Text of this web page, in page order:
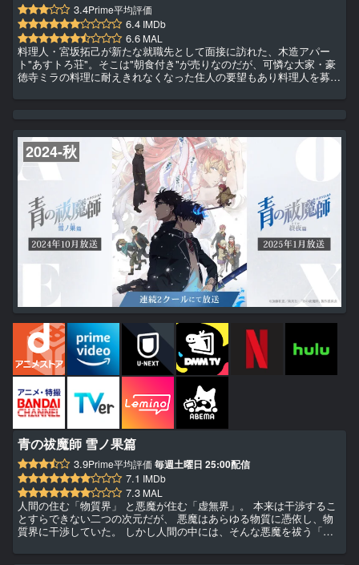
3.4Prime平均評価
6.4 IMDb
6.6 MAL
料理人・宮坂拓己が新たな就職先として面接に訪れた、木造アパー
ト"あすトろ荘"。そこは"朝食付き"が売りなのだが、可憐な大家・豪
徳寺ミラの料理に耐えきれなくなった住人の要望もあり料理人を募集
アジフライは大評判。拓己の住み込み料理人としての生活がスタート
こる不可思議な現象。ふとしたことで知った、ミラが宇宙人だったと
い...
2024-秋
青の祓魔師 雪ノ果篇
3.9Prime平均評価 毎週土曜日 25:00配信
7.1 IMDb
7.3 MAL
人間の住む「物質界」 と悪魔が住む「虚無界」。 本来は干渉するこ
とすらできない二つの次元だが、 悪魔はあらゆる物質に憑依し、物
質界に干渉していた。 しかし人間の中には、そんな悪魔を祓う「祓
開始し、 累計発行部数は2,500万部を超える加藤和恵の大人気コミッ